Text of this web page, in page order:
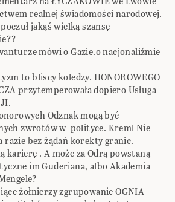
realnej świadomości narodowej.
jakąś wielką szansę
mówi o Gazie.o nacjonaliźmie
to bliscy koledzy. HONOROWEGO
przytemperowała dopiero Usługa
Odznak mogą być
zwrotów w polityce. Kreml Nie
bez żądań korekty granic.
karierę . A może za Odrą powstaną
im Guderiana, albo Akademia
żołnierzy zgrupowanie OGNIA